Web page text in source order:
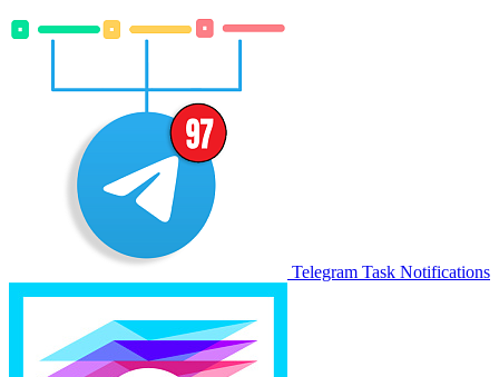
Telegram Task Notifications